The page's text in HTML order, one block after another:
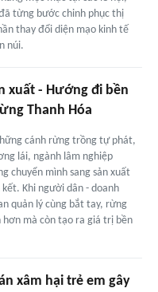
từng bước chinh phục thị
thay đổi diện mạo kinh tế
núi.
xuất - Hướng đi bền
Thanh Hóa
cánh rừng trồng tự phát,
lái, ngành lâm nghiệp
chuyển mình sang sản xuất
Khi người dân - doanh
quản lý cùng bắt tay, rừng
hơn mà còn tạo ra giá trị bền
xâm hại trẻ em gây